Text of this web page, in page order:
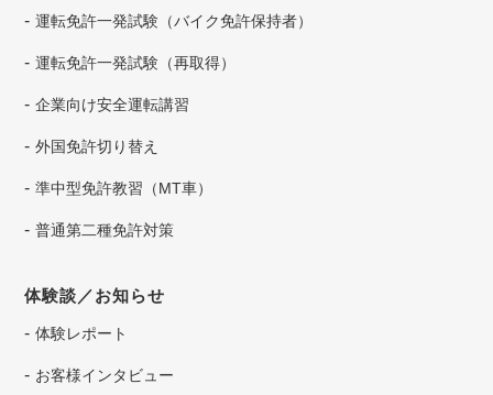
運転免許一発試験（バイク免許保持者）
運転免許一発試験（再取得）
企業向け安全運転講習
外国免許切り替え
準中型免許教習（MT車）
普通第二種免許対策
体験談／お知らせ
体験レポート
お客様インタビュー